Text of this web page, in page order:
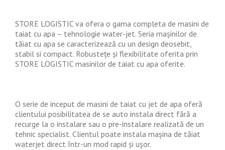
STORE LOGISTIC va ofera o gama completa de masini de
taiat cu apa – tehnologie water-jet. Seria mașinilor de
tăiat cu apa se caracterizează cu un design deosebit,
stabil si compact. Robustețe și flexibilitate oferita prin
STORE LOGISTIC masinilor de taiat cu apa oferite.
O serie de inceput de masini de taiat cu jet de apa oferă
clientului posibilitatea de se auto instala direct fără a
recurge la o instalare sau o pre-instalare realizată de un
tehnic specialist. Clientul poate instala mașina de tăiat
waterjet direct într-un mod rapid și ușor.